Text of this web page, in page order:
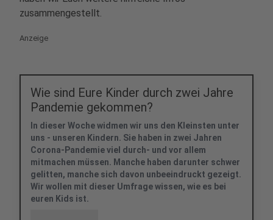
zusammengestellt.
Anzeige
Wie sind Eure Kinder durch zwei Jahre
Pandemie gekommen?
In dieser Woche widmen wir uns den Kleinsten unter
uns - unseren Kindern. Sie haben in zwei Jahren
Corona-Pandemie viel durch- und vor allem
mitmachen müssen. Manche haben darunter schwer
gelitten, manche sich davon unbeeindruckt gezeigt.
Wir wollen mit dieser Umfrage wissen, wie es bei
euren Kids ist.